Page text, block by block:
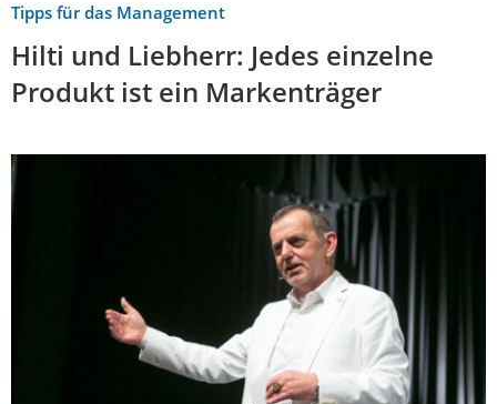
Tipps für das Management
Hilti und Liebherr: Jedes einzelne
Produkt ist ein Markenträger